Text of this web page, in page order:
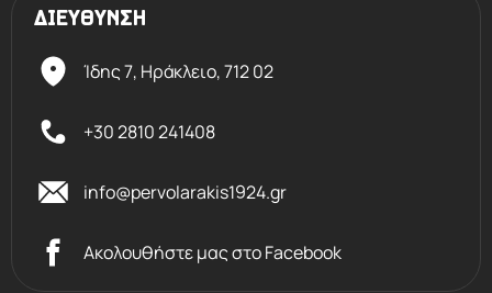
ΔΙΕΥΘΥΝΣΗ
Ίδης 7, Ηράκλειο,712 02
+30 2810 241408
info@pervolarakis1924.gr
Ακολουθήστε μας στο Facebook